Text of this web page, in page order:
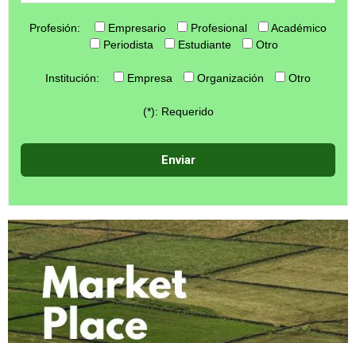
Profesión: Empresario Profesional
Académico
Periodista
Estudiante Otro
Institución: Empresa Organización Otro
(*): Requerido